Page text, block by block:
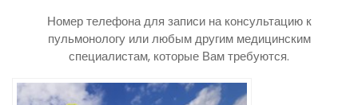
Номер телефона для записи на консультацию к
пульмонологу или любым другим медицинским
специалистам, которые Вам требуются.